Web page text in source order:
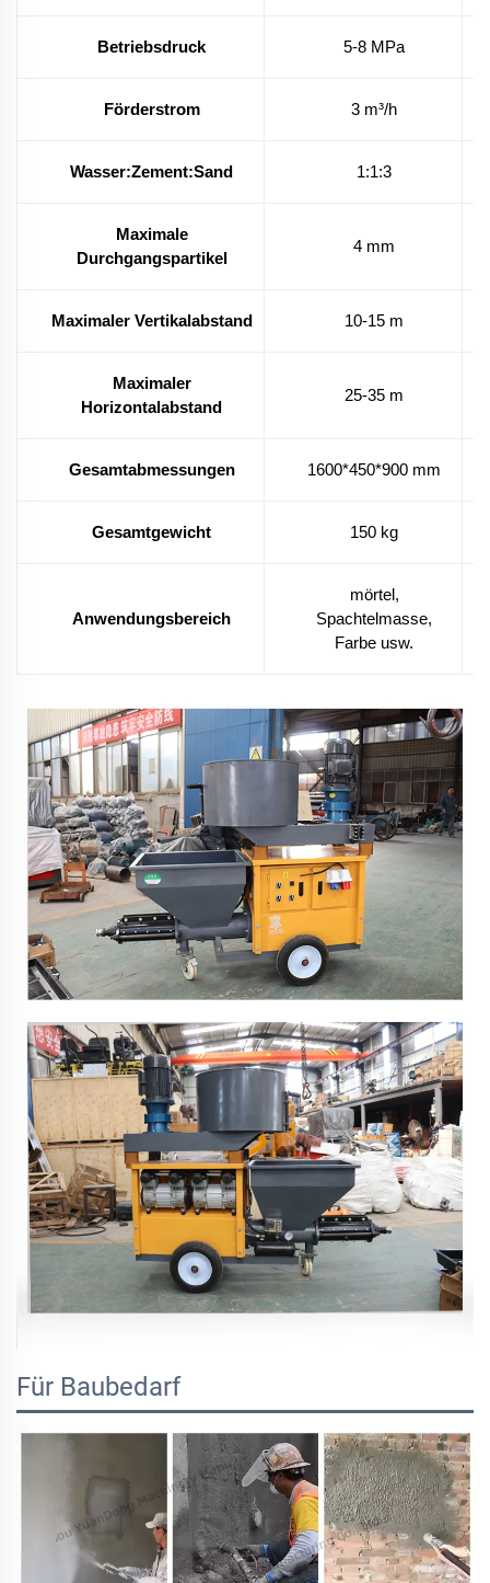
Betriebsdruck 5-8 MPa
Förderstrom 3 m³/h
Wasser:Zement:Sand 1:1:3
Maximale
Durchgangspartikel
4 mm
Maximaler Vertikalabstand 10-15 m
Maximaler
Horizontalabstand
25-35 m
Gesamtabmessungen 1600*450*900 mm
Gesamtgewicht 150 kg
Anwendungsbereich
mörtel,
Spachtelmasse,
Farbe usw.
Für Baubedarf